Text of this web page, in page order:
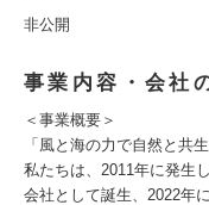
非公開
事業内容・会社
＜事業概要＞
「風と海の力で自然と共
私たちは、2011年に発生
会社として誕生、2022年